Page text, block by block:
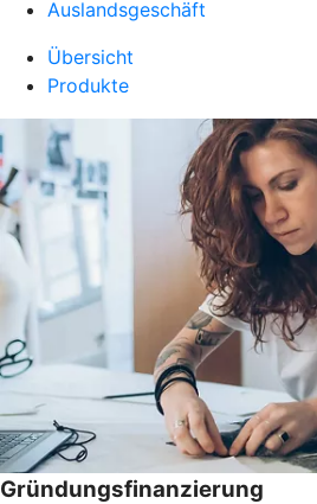
Auslandsgeschäft
Übersicht
Produkte
Gründungsfinanzierung